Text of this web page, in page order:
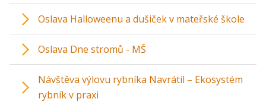
Oslava Halloweenu a dušiček v mateřské škole
Oslava Dne stromů - MŠ
Návštěva výlovu rybníka Navrátil – Ekosystém
rybník v praxi